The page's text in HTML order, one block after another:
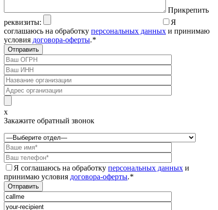
Прикрепить
реквизиты:
Я
соглашаюсь на обработку персональных данных и принимаю
условия договора-оферты.*
x
Закажите обратный звонок
Я соглашаюсь на обработку персональных данных и
принимаю условия договора-оферты.*